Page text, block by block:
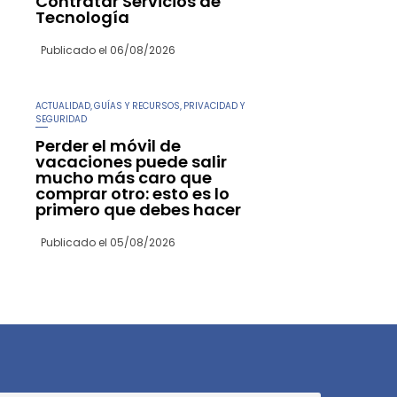
Tecnología
Publicado el 06/08/2026
ACTUALIDAD GUÍAS Y RECURSOS PRIVACIDAD Y
SEGURIDAD
Perder el móvil de
vacaciones puede salir
mucho más caro que
comprar otro: esto es lo
primero que debes hacer
Publicado el 05/08/2026